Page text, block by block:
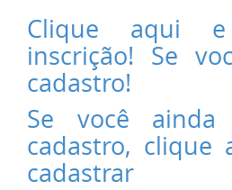
Clique aqui
inscrição! Se
cadastro!
Se você
cadastro, clique
cadastrar